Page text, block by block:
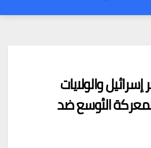
والولايات
الأوسع ضد